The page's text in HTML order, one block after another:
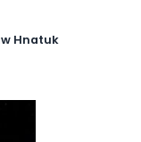
Hnatuk